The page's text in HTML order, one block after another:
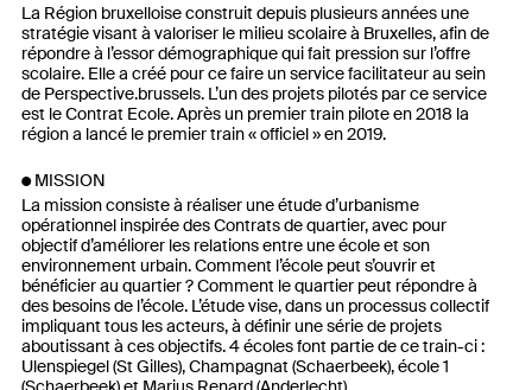
La Région bruxelloise construit depuis plusieurs années une
stratégie visant à valoriser le milieu scolaire à Bruxelles, afin de
répondre à l’essor démographique qui fait pression sur l’offre
scolaire. Elle a créé pour ce faire un service facilitateur au sein
de Perspective.brussels. L’un des projets pilotés par ce service
est le Contrat Ecole. Après un premier train pilote en 2018 la
région a lancé le premier train « officiel » en 2019.
MISSION
La mission consiste à réaliser une étude d’urbanisme
opérationnel inspirée des Contrats de quartier, avec pour
objectif d’améliorer les relations entre une école et son
environnement urbain. Comment l’école peut s’ouvrir et
bénéficier au quartier ? Comment le quartier peut répondre à
des besoins de l’école. L’étude vise, dans un processus collectif
impliquant tous les acteurs, à définir une série de projets
aboutissant à ces objectifs. 4 écoles font partie de ce train-ci :
Ulenspiegel (St Gilles), Champagnat (Schaerbeek), école 1